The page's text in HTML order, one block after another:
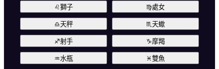
♌獅子 ♍處女
♎天秤 ♏ 天蠍
♐射手 ♑摩羯
♒水瓶 ♓雙魚